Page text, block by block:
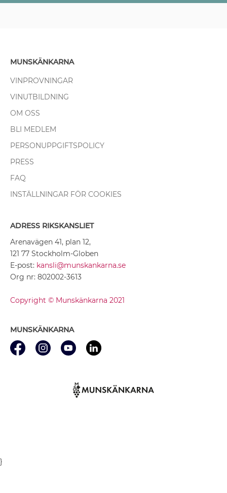
MUNSKÄNKARNA
VINPROVNINGAR
VINUTBILDNING
OM OSS
BLI MEDLEM
PERSONUPPGIFTSPOLICY
PRESS
FAQ
INSTÄLLNINGAR FÖR COOKIES
ADRESS RIKSKANSLIET
Arenavägen 41, plan 12,
121 77 Stockholm-Globen
E-post: kansli@munskankarna.se
Org nr: 802002-3613
Copyright © Munskänkarna 2021
MUNSKÄNKARNA
}